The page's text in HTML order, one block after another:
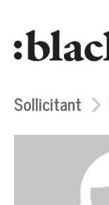
Sollicitant